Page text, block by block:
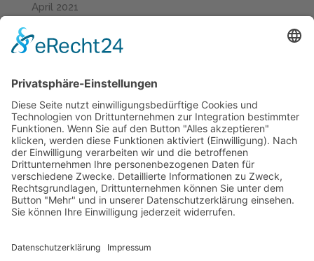
April 2021
Februar 2021
Dezember 2020
November 2020
Oktober 2020
September 2020
August 2020
Juli 2020
Juni 2020
April 2020